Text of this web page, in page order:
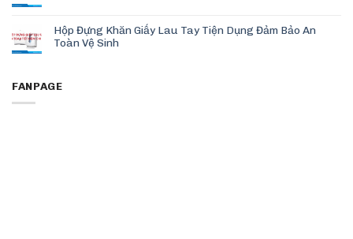
Hộp Đựng Khăn Giấy Lau Tay Tiện Dụng Đảm Bảo An
Toàn Vệ Sinh
FANPAGE